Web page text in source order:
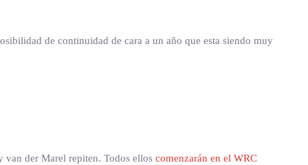
de continuidad de cara a un año que esta siendo muy
van der Marel repiten. Todos ellos comenzarán en el WRC